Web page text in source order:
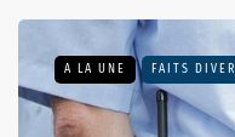
A LA UNE FAITS